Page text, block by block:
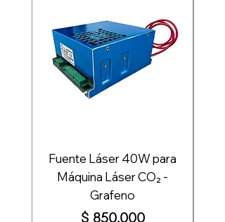
Fuente Láser 40W para
Máquina Láser CO₂ -
Grafeno
Precio
$ 850.000